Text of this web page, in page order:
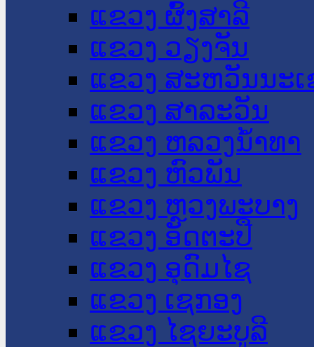
ແຂວງ ຜົ້ງສາລີ
ແຂວງ ວຽງຈັນ
ແຂວງ ສະຫວັນນະ
ແຂວງ ສາລະວັນ
ແຂວງ ຫລວງນໍ້າທາ
ແຂວງ ຫົວພັນ
ແຂວງ ຫຼວງພະບາງ
ແຂວງ ອັດຕະປື
ແຂວງ ອຸດົມໄຊ
ແຂວງ ເຊກອງ
ແຂວງ ໄຊຍະບູລີ